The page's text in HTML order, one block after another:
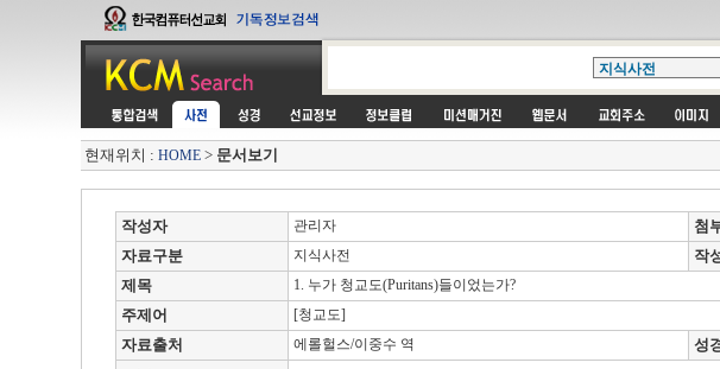
현재위치 : HOME> 문서보기
작성자 관리자
첨
자료구분
지식사전 작
제목 1. 누가 청교도(Puritans)들이었는가?
주제어 [청교도]
자료출처 에롤헐스/이중수 역
성